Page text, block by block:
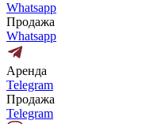
Whatsapp
Продажа
Whatsapp
Аренда
Telegram
Продажа
Telegram